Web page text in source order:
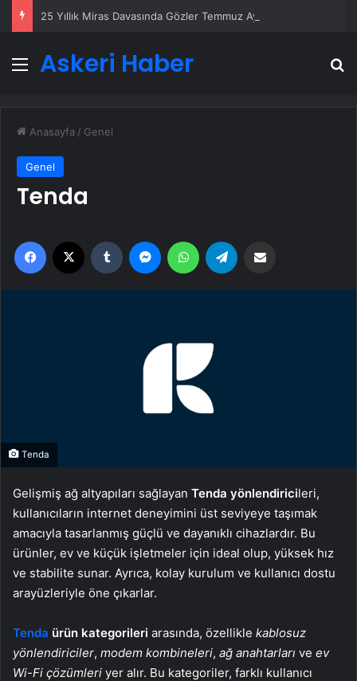
Menü
Askeri Haber
Anasayfa / Genel
Genel
Tenda
Facebook Tumblr MessengerWhatsApp
Tenda
Gelişmiş ağ altyapıları sağlayan Tenda yönlendiricileri,
kullanıcıların internet deneyimini üst seviyeye taşımak
amacıyla tasarlanmış güçlü ve dayanıklı cihazlardır. Bu
ürünler, ev ve küçük işletmeler için ideal olup, yüksek hız
ve stabilite sunar. Ayrıca, kolay kurulum ve kullanıcı dostu
arayüzleriyle öne çıkarlar.
Tenda ürün kategorileri arasında, özellikle kablosuz
yönlendiriciler, modem kombineleri, ağ anahtarları ve ev
Wi-Fi çözümleri yer alır. Bu kategoriler, farklı kullanıcı